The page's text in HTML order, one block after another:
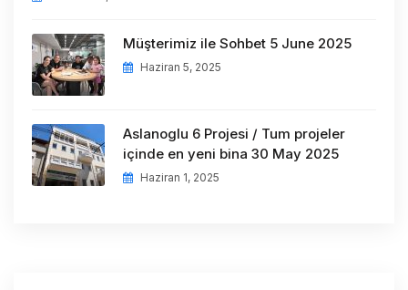
Müşterimiz ile Sohbet 5 June 2025
Haziran 5, 2025
Aslanoglu 6 Projesi / Tum projeler
içinde en yeni bina 30 May 2025
Haziran 1, 2025